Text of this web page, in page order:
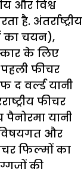
और विश्व
है. अंतर्राष्ट्रीय
का चयन),
के लिए
पहली फीचर
द वर्ल्ड यानी
फीचर
यानी
और
फिल्मों का
की